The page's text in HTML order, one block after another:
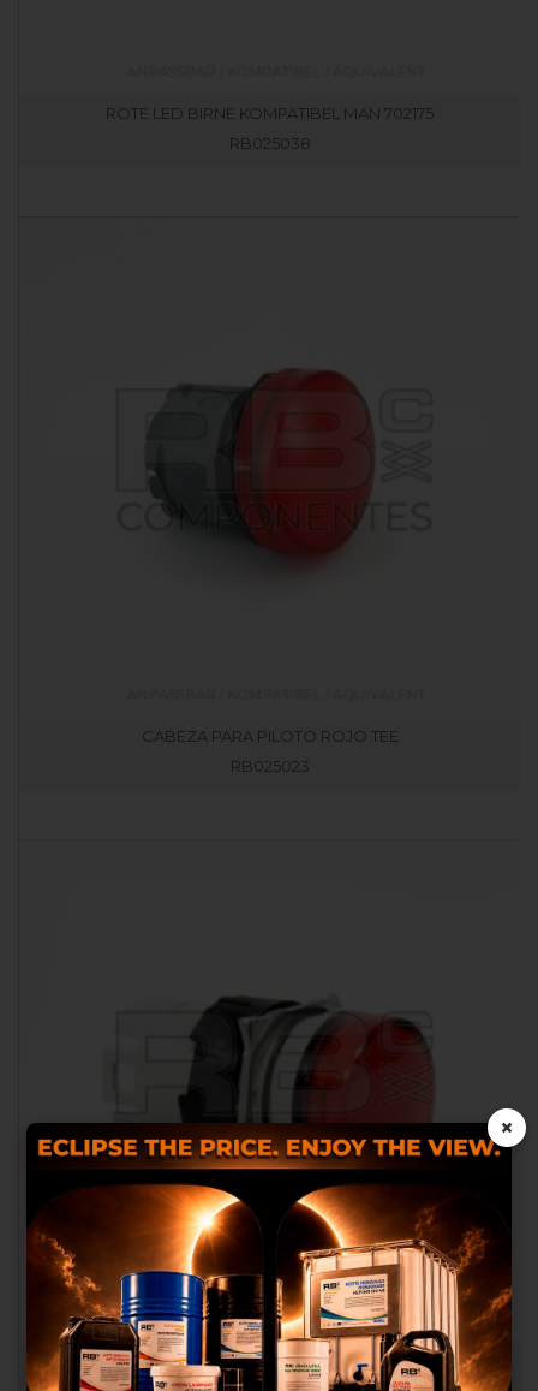
ROTE LED BIRNE KOMPATIBEL MAN 702175
RB025038
CABEZA PARA PILOTO ROJO TEE
RB025023
ROTE LEUCHTE FÜR ELEKTROSCHEREN
Wir verwenden eigene Cookies und
Cookies von Dritten, um Ihnen ein
besseres Einkaufserlebnis zu bieten,
statistische Analysen
durchzuführen, die uns helfen,
unseren Service zu verbessern und
×